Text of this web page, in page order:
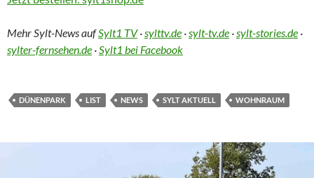
Mehr Sylt-News aufSylt1 TV· sylttv.de · sylt-tv.de · sylt-stories.de ·
sylter-fernsehen.de · Sylt1 bei Facebook
DÜNENPARK LIST NEWS SYLT AKTUELL WOHNRAUM